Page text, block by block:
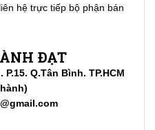
hệ trực tiếp bộ phận bán
ĐẠT
Q.Tân Bình. TP.HCM